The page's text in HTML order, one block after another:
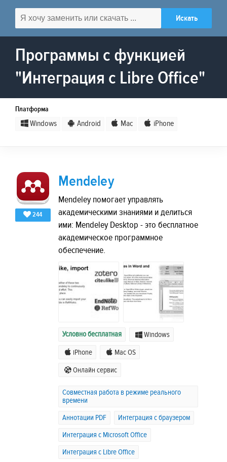
Программы с функцией
"Интеграция с Libre Office"
Платформа
Windows Android Mac iPhone
244
Mendeley
Mendeley помогает управлять
академическими знаниями и делиться
ими: Mendeley Desktop - это бесплатное
академическое программное
обеспечение.
Условно бесплатная Windows
iPhone Mac OS
Онлайн сервис
Совместная работа в режиме реального
времени
Аннотации PDF
Интеграция с браузером
Интеграция с Microsoft Office
Интеграция с Libre Office